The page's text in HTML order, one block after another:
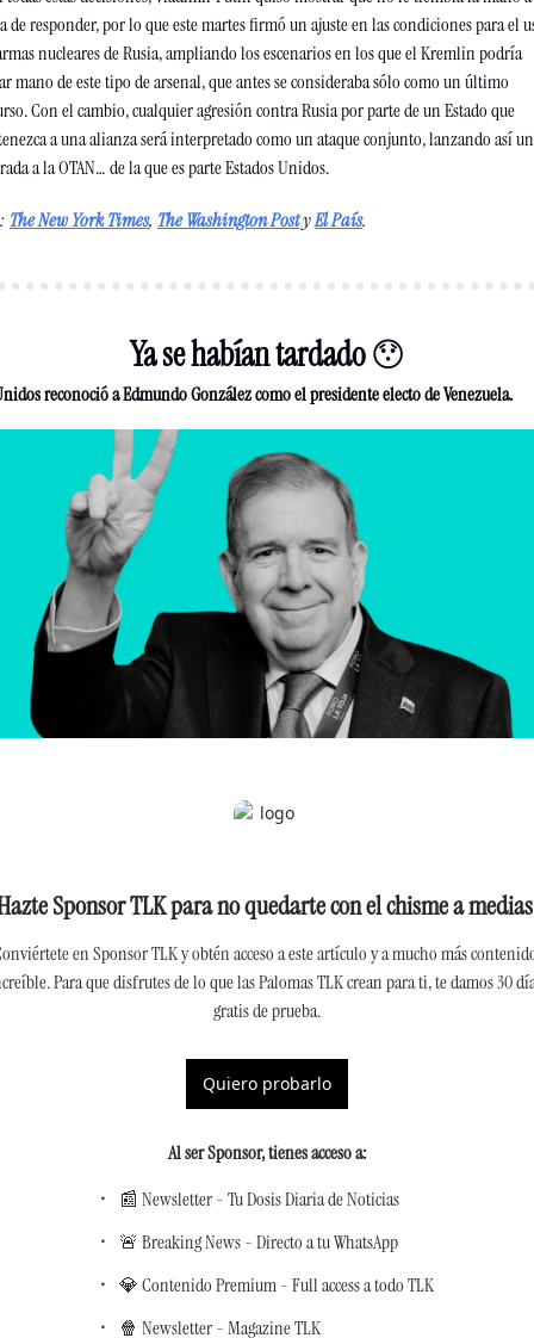
de responder, por lo que este martes firmó un ajuste en las condiciones para el
nucleares de Rusia, ampliando los escenarios en los que el Kremlin podría
mano de este tipo de arsenal, que antes se consideraba sólo como un último
Con el cambio, cualquier agresión contra Rusia por parte de un Estado que
a una alianza será interpretado como un ataque conjunto, lanzando así
a la OTAN… de la que es parte Estados Unidos.
The New York Times, The Washington Post y El País.
Ya se habían tardado 😯
reconoció a Edmundo González como el presidente electo de Venezuela.
Sponsor TLK para no quedarte con el chisme a
en Sponsor TLK y obtén acceso a este artículo y a mucho más
Para que disfrutes de lo que las Palomas TLK crean para ti, te damos 30
gratis de prueba.
Quiero probarlo
Al ser Sponsor, tienes acceso a:
📰 Newsletter - Tu Dosis Diaria de Noticias
🚨 Breaking News - Directo a tu WhatsApp
💎 Contenido Premium - Full access a todo TLK
🍿 Newsletter - Magazine TLK